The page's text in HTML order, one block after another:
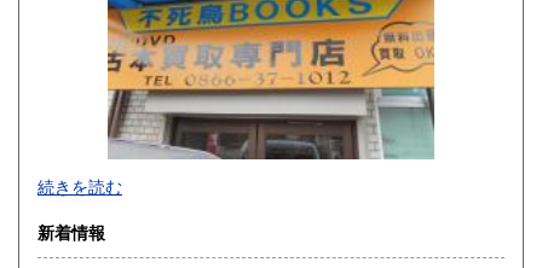
300円 愛媛県
300円 福岡県
300円 長崎県
熊本県
宮崎県
不死鳥BOOKSでは、書籍だけでなくCD、DVD、レコード、
ゲーム、おもちゃ、骨董品まであらゆるものの買い取りがで
にお問い合わせください。出張費は、無料です。
続きを読む
新着情報